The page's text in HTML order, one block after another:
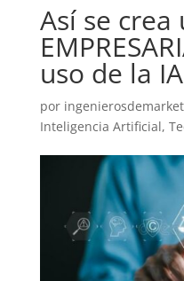
Así se crea
uso de la IA
por
Inteligencia Artificial,